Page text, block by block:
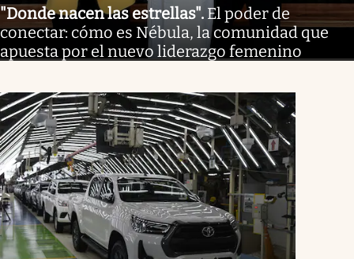
"Donde nacen las estrellas". El poder de
conectar: cómo es Nébula, la comunidad que
apuesta por el nuevo liderazgo femenino